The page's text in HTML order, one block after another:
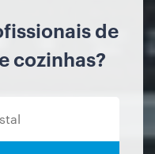
de
cozinhas?